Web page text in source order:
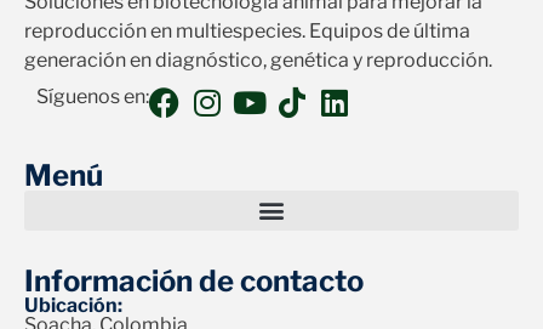
reproducción en multiespecies. Equipos de última
generación en diagnóstico, genética y reproducción.
Síguenos en:
Menú
Información de contacto
Ubicación: